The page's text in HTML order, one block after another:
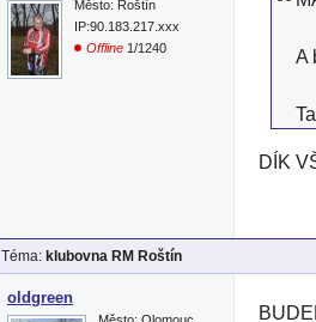
Město: Roštín
IP:90.183.217.xxx
Offline 1/1240 A
DÍK
Téma: klubovna RM Roštín
oldgreen